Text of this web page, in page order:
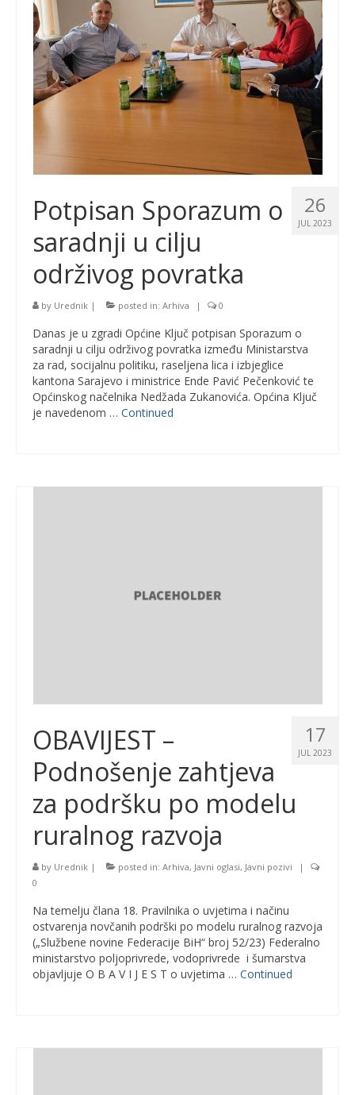
26
JUL 2023
Potpisan Sporazum o
saradnji u cilju
održivog povratka
by Urednik | posted in: Arhiva | 0
Danas je u zgradi Općine Ključ potpisan Sporazum o
saradnji u cilju održivog povratka između Ministarstva
za rad, socijalnu politiku, raseljena lica i izbjeglice
kantona Sarajevo i ministrice Ende Pavić Pečenković te
Općinskog načelnika Nedžada Zukanovića. Općina Ključ
je navedenom … Continued
17
JUL 2023
OBAVIJEST –
Podnošenje zahtjeva
za podršku po modelu
ruralnog razvoja
by Urednik | posted in: Arhiva, Javni oglasi, Javni pozivi
|
0
Na temelju člana 18. Pravilnika o uvjetima i načinu
ostvarenja novčanih podrški po modelu ruralnog razvoja
(„Službene novine Federacije BiH“ broj 52/23) Federalno
ministarstvo poljoprivrede, vodoprivrede i šumarstva
objavljuje O B A V I J E S T o uvjetima … Continued